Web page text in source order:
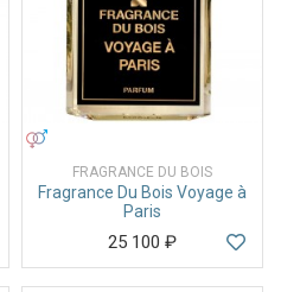
FRAGRANCE DU BOIS
Fragrance Du Bois Voyage à
Paris
25 100 ₽